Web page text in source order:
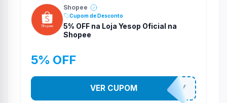
Shopee
Cupom de Desconto
5% OFF na Loja Yesop Oficial na
Shopee
5% OFF
YESO274Y
VER CUPOM